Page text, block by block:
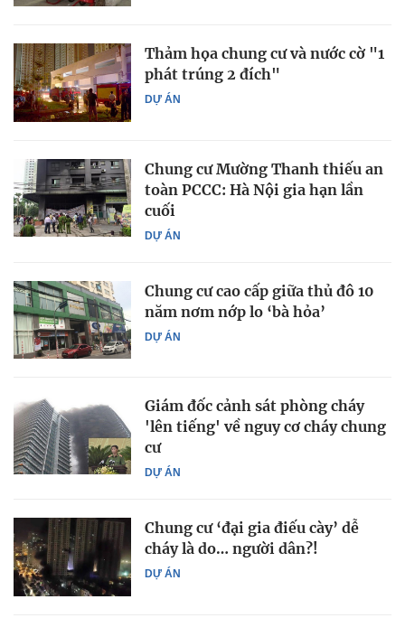
DỰ ÁN
Thảm họa chung cư và nước cờ "1
phát trúng 2 đích"
DỰ ÁN
Chung cư Mường Thanh thiếu an
toàn PCCC: Hà Nội gia hạn lần
cuối
DỰ ÁN
Chung cư cao cấp giữa thủ đô 10
năm nơm nớp lo ‘bà hỏa’
DỰ ÁN
Giám đốc cảnh sát phòng cháy
'lên tiếng' về nguy cơ cháy chung
cư
DỰ ÁN
Chung cư ‘đại gia điếu cày’ dễ
cháy là do… người dân?!